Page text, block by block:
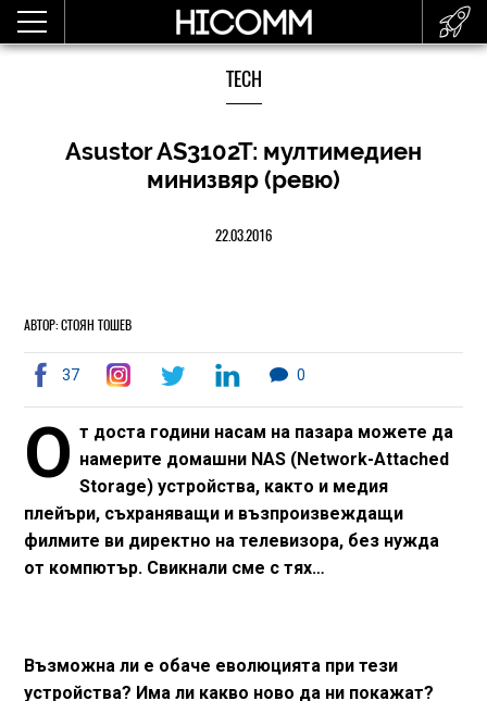
TECH
Asustor AS3102T: мултимедиен
минизвяр (ревю)
22.03.2016
АВТОР: СТОЯН ТОШЕВ
37 0
О т доста години насам на пазара можете да
намерите домашни NAS (Network-Attached
Storage) устройства, както и медия
плейъри, съхраняващи и възпроизвеждащи
филмите ви директно на телевизора, без нужда
от компютър. Свикнали сме с тях…
Възможна ли е обаче еволюцията при тези
устройства? Има ли какво ново да ни покажат?